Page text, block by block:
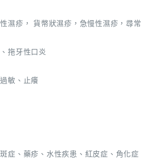
濕疹， 貨幣狀濕疹，急慢性濕疹，尋
拖牙性口炎
敏、止癢
症、藥疹、水性疾患、紅皮症、角化症